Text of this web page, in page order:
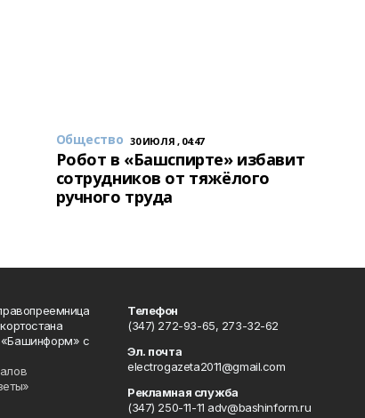
Общество 30 ИЮЛЯ , 04:47
Робот в «Башспирте» избавит
сотрудников от тяжёлого
ручного труда
с
Телефон
(347) 272-93-65, 273-32-62
Эл. почта
electrogazeta2011@gmail.com
Рекламная служба
(347) 250-11-11 adv@bashinform.ru